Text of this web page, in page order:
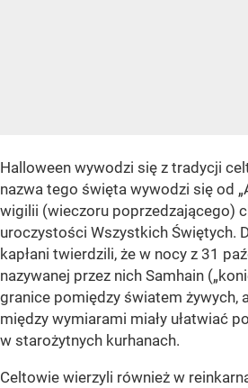
Halloween wywodzi się z tradycji
nazwa tego święta wywodzi się od
wigilii (wieczoru poprzedzającego)
uroczystości Wszystkich Świętych.
kapłani twierdzili, że w nocy z 31
nazywanej przez nich Samhain
granice pomiędzy światem żywych,
między wymiarami miały ułatwiać
w starożytnych kurhanach.
Celtowie wierzyli również w